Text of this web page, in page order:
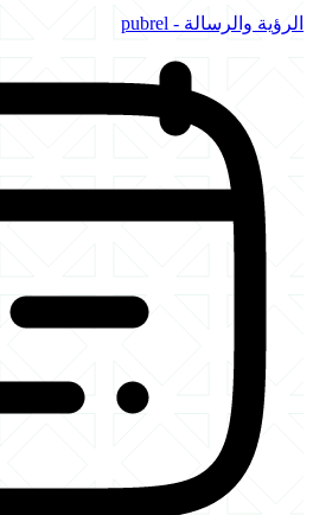
الرؤية والرسالة - pubrel